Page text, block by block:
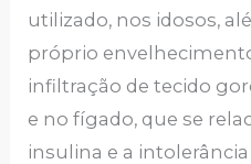
utilizado, nos idosos,
próprio
infiltração de tecido
e no fígado, que se
insulina e a intolerância